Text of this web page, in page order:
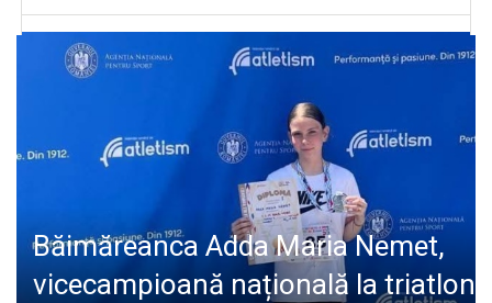
SANATATE
SPORT
POLITIC
Băimăreanca Adda Maria Nemet,
vicecampioană națională la triatlon